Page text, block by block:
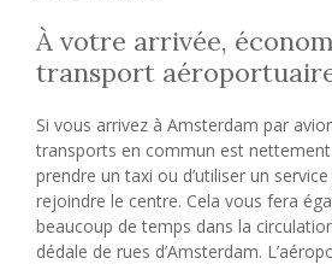
À votre arrivée,
transport
Si vous arrivez à Amsterdam par
transports en commun est
prendre un taxi ou d’utiliser un
rejoindre le centre. Cela vous fera
beaucoup de temps dans la
dédale de rues d’Amsterdam.